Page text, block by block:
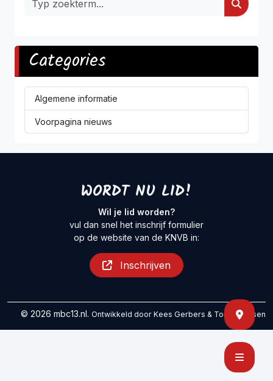
Categories
Algemene informatie
Voorpagina nieuws
WORDT NU LID!
Wil je lid worden?
vul dan snel het inschrijf formulier
op de website van de KNVB in:
Inschrijven
© 2026 mbc13.nl. Ontwikkeld door Kees Gerbers & Tom Maessen